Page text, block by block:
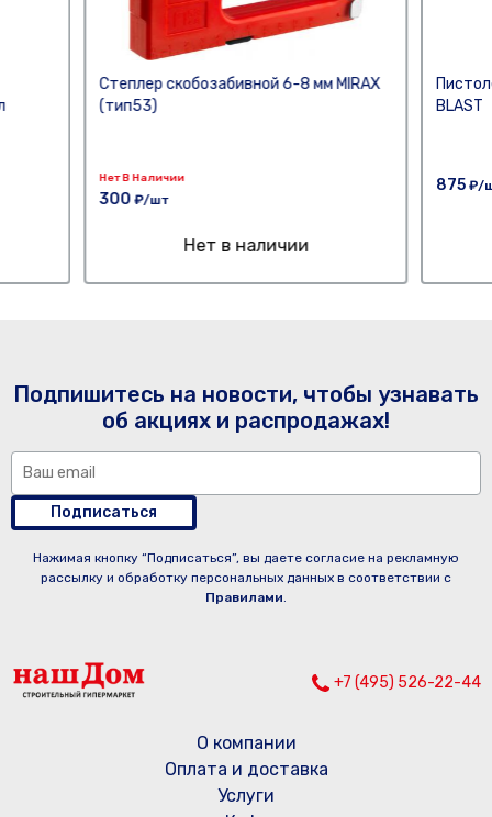
Степлер скобозабивной 6-8 мм MIRAX
(тип53)
Нет В Наличии
300 ₽/шт
Нет в наличии
BLAST
875 ₽/
Подпишитесь на новости, чтобы узнавать
об акциях и распродажах!
Подписаться
Нажимая кнопку “Подписаться”, вы даете согласие на рекламную
рассылку и обработку персональных данных в соответствии с
Правилами.
+7 (495) 526-22-44
О компании
Оплата и доставка
Услуги